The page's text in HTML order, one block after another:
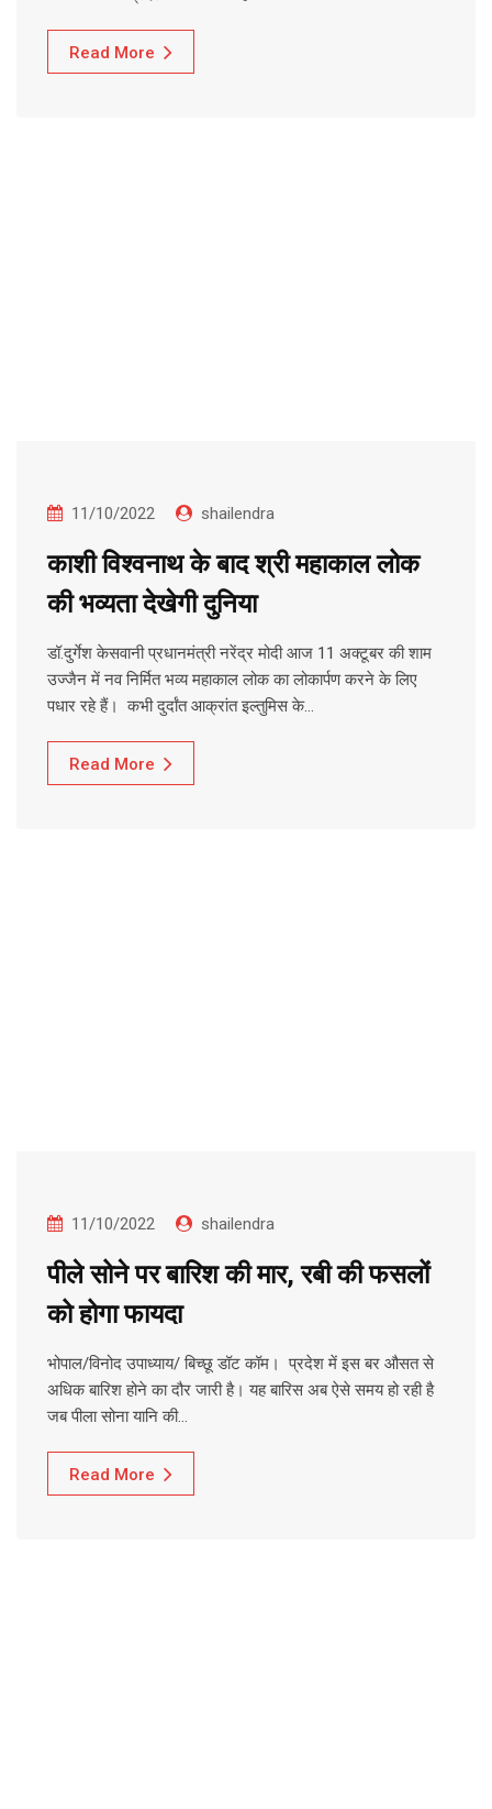
Read More
11/10/2022 shailendra
काशी विश्वनाथ के बाद श्री महाकाल लोक
की भव्यता देखेगी दुनिया
डॉ.दुर्गेश केसवानी प्रधानमंत्री नरेंद्र मोदी आज 11 अक्टूबर की शाम
उज्जैन में नव निर्मित भव्य महाकाल लोक का लोकार्पण करने के लिए
पधार रहे हैं। कभी दुर्दांत आक्रांत इल्तुमिस के…
Read More
11/10/2022 shailendra
पीले सोने पर बारिश की मार, रबी की फसलों
को होगा फायदा
भोपाल/विनोद उपाध्याय/ बिच्छू डॉट कॉम। प्रदेश में इस बर औसत से
अधिक बारिश होने का दौर जारी है। यह बारिस अब ऐसे समय हो रही है
जब पीला सोना यानि की…
Read More